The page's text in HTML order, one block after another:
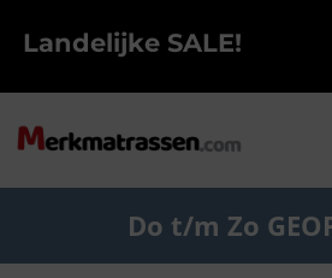
Landelijke SALE!
Do t/m Zo